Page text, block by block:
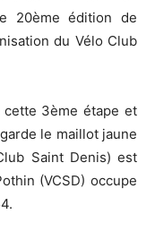
20ème édition de
du Vélo Club
cette 3ème étape et
le maillot jaune
Saint Denis) est
(VCSD) occupe